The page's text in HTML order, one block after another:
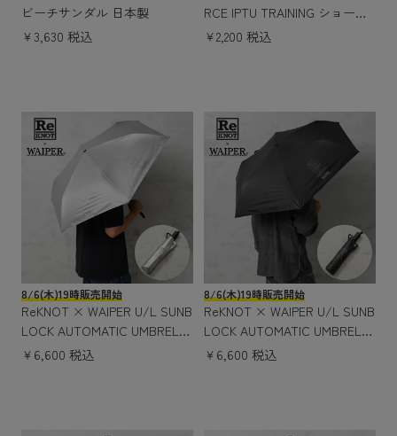
ビーチサンダル 日本製
￥3,630 税込
RCE IPTU TRAINING ショーツ
サイドポケット付き / トレー
￥2,200 税込
8/6(木)19時販売開始
ReKNOT × WAIPER U/L SUNB
LOCK AUTOMATIC UMBRELL
A フォールディングアンブレ
￥6,600 税込
8/6(木)19時販売開始
ReKNOT × WAIPER U/L SUNB
LOCK AUTOMATIC UMBRELL
A フォールディングアンブレ
￥6,600 税込